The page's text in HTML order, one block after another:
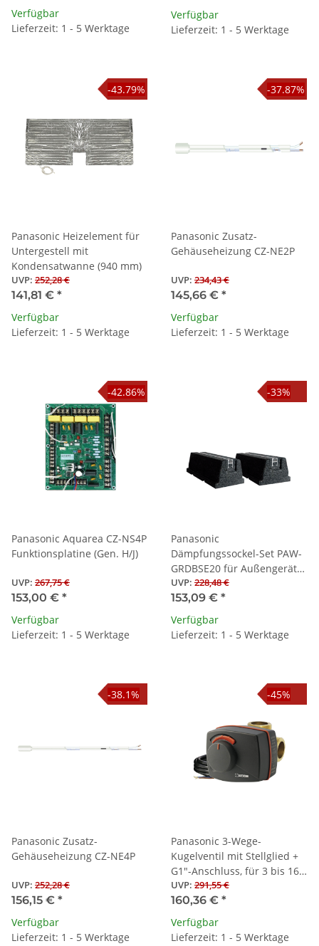
Verfügbar
Lieferzeit: 1 - 5 Werktage
Verfügbar
Lieferzeit: 1 - 5 Werktage
-43.79%
Panasonic Heizelement für
Untergestell mit
Kondensatwanne (940 mm)
UVP: 252,28 €
141,81 € *
Verfügbar
Lieferzeit: 1 - 5 Werktage
-37.87%
Panasonic Zusatz-
Gehäuseheizung CZ-NE2P
UVP: 234,43 €
145,66 € *
Verfügbar
Lieferzeit: 1 - 5 Werktage
-42.86%
Panasonic Aquarea CZ-NS4P
Funktionsplatine (Gen. H/J)
UVP: 267,75 €
153,00 € *
Verfügbar
Lieferzeit: 1 - 5 Werktage
-33%
Panasonic
Dämpfungssockel-Set PAW-
GRDBSE20 für Außengeräte
(600 x 95 x 130 mm,
Belastung bis 500 kg)
UVP: 228,48 €
153,09 € *
Verfügbar
Lieferzeit: 1 - 5 Werktage
-38.1%
Panasonic Zusatz-
Gehäuseheizung CZ-NE4P
UVP: 252,28 €
156,15 € *
Verfügbar
Lieferzeit: 1 - 5 Werktage
-45%
Panasonic 3-Wege-
Kugelventil mit Stellglied +
G1"-Anschluss, für 3 bis 16
kW
UVP: 291,55 €
160,36 € *
Verfügbar
Lieferzeit: 1 - 5 Werktage